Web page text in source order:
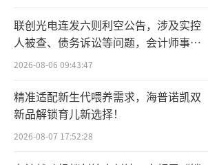
值得注意的是，5月初随着
育肥积极性又比较高了，但整
少。5月这波猪价上涨，部分也
波助澜。“二次育肥这部分比
每年都是这一拨人。”陶玉岭
次育肥是一个博弈点，大家都
可能这个机会就不存在了。”
联创光电连发六则利空公告，涉及实控
人被查、债务诉讼等问题，会计师事务
所曾出具“保留意见”
2026-08-06 09:43:47
精准适配新生代喂养需求，海普诺凯双
新品解锁育儿新选择！
2026-08-07 17:52:28